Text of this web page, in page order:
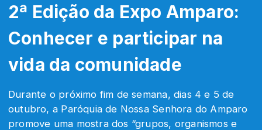
2ª Edição da Expo Amparo:
Conhecer e participar na
vida da comunidade
Durante o próximo fim de semana, dias 4 e 5 de
outubro, a Paróquia de Nossa Senhora do Amparo
promove uma mostra dos “grupos, organismos e